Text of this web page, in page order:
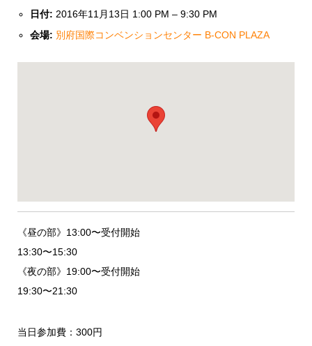
日付: 2016年11月13日 1:00 PM –9:30 PM
会場: 別府国際コンベンションセンター B-CON PLAZA
《昼の部》13:00〜受付開始
13:30〜15:30
《夜の部》19:00〜受付開始
19:30〜21:30
当日参加費：300円